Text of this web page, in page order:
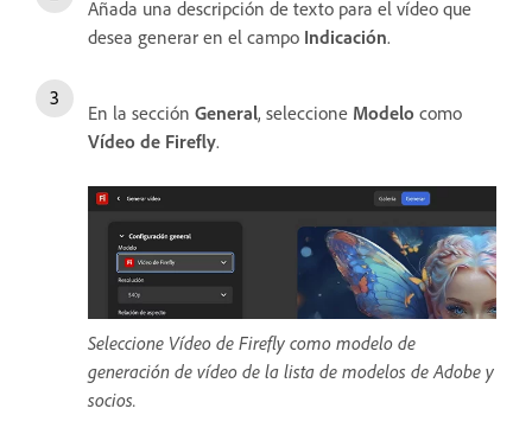
Añada una descripción de texto para el vídeo que
desea generar en el campo Indicación.
En la sección General, seleccione Modelo como
Vídeo de Firefly.
Seleccione Vídeo de Firefly como modelo de
generación de vídeo de la lista de modelos de Adobe y
socios.